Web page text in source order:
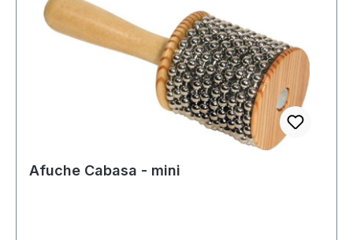
Afuche Cabasa - mini